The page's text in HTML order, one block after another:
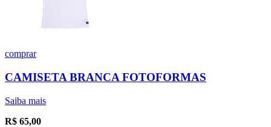
comprar
CAMISETA BRANCA FOTOFORMAS
Saiba mais
R$ 65,00